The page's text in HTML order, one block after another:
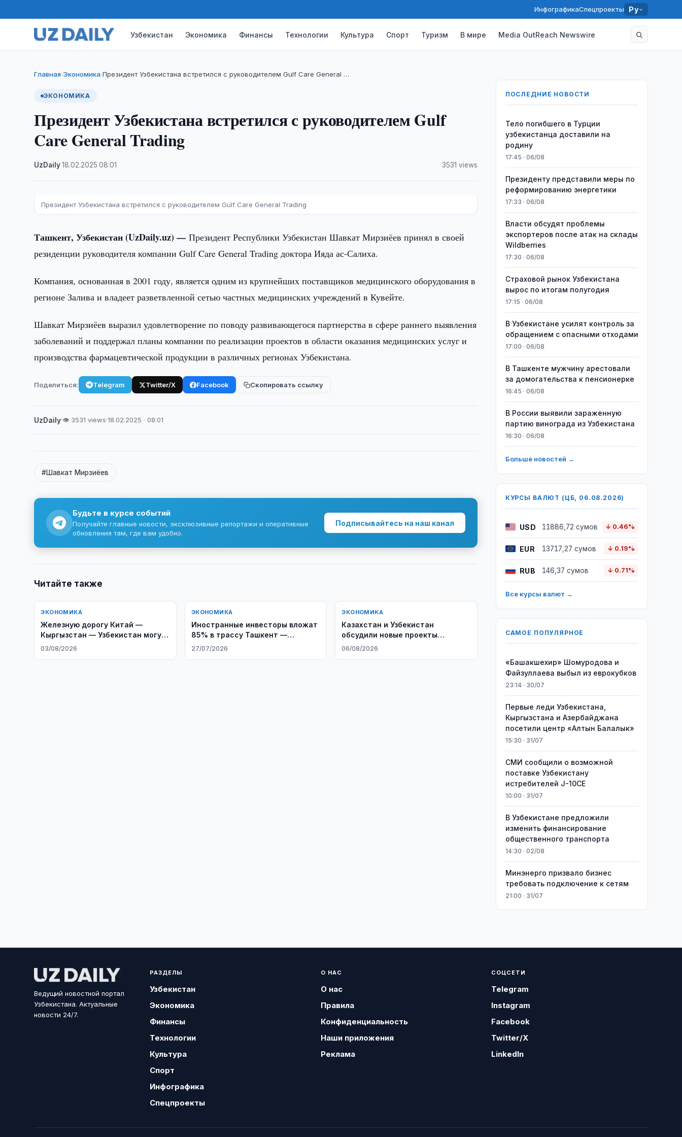
ИнфографикаСпецпроекты Ру
Узбекистан Экономика Финансы Технологии Культура Спорт Туризм В мире Media OutReach Newswire
Главная›Экономика›Президент Узбекистана встретился с руководителем Gulf Care General …
ЭКОНОМИКА
Президент Узбекистана встретился с руководителем Gulf
Care General Trading
UzDaily·18.02.2025 ·08:01 3531 views
Президент Узбекистана встретился с руководителем Gulf Care General Trading
Ташкент, Узбекистан (UzDaily.uz) —Президент Республики Узбекистан Шавкат Мирзиёев принял в своей
резиденции руководителя компании Gulf Care General Trading доктора Ияда ас-Салиха.
Компания, основанная в 2001 году, является одним из крупнейших поставщиков медицинского оборудования в
регионе Залива и владеет разветвленной сетью частных медицинских учреждений в Кувейте.
Шавкат Мирзиёев выразил удовлетворение по поводу развивающегося партнерства в сфере раннего выявления
заболеваний и поддержал планы компании по реализации проектов в области оказания медицинских услуг и
производства фармацевтической продукции в различных регионах Узбекистана.
Поделиться: Telegram Twitter/X Facebook Скопировать ссылку
UzDaily·👁 3531 views·18.02.2025 · 08:01
#Шавкат Мирзиёев
Будьте в курсе событий
Получайте главные новости, эксклюзивные репортажи и оперативные
обновления там, где вам удобно.
Подписывайтесь на наш канал
Читайте также
ЭКОНОМИКА
Железную дорогу Китай —
Кыргызстан — Узбекистан могут
достроить раньше
03/08/2026
ЭКОНОМИКА
Иностранные инвесторы вложат
85% в трассу Ташкент —
Самарканд
27/07/2026
ЭКОНОМИКА
Казахстан и Узбекистан
обсудили новые проекты
кооперации
06/08/2026
ПОСЛЕДНИЕ НОВОСТИ
Тело погибшего в Турции
узбекистанца доставили на
родину
17:45 · 06/08
Президенту представили меры по
реформированию энергетики
17:33 · 06/08
Власти обсудят проблемы
экспортеров после атак на склады
Wildberries
17:30 · 06/08
Страховой рынок Узбекистана
вырос по итогам полугодия
17:15 · 06/08
В Узбекистане усилят контроль за
обращением с опасными отходами
17:00 · 06/08
В Ташкенте мужчину арестовали
за домогательства к пенсионерке
16:45 · 06/08
В России выявили зараженную
партию винограда из Узбекистана
16:30 · 06/08
Больше новостей →
КУРСЫ ВАЛЮТ (ЦБ, 06.08.2026)
USD 11886,72 сумов ↓ 0.46%
EUR 13717,27 сумов ↓ 0.19%
RUB 146,37 сумов ↓ 0.71%
Все курсы валют →
САМОЕ ПОПУЛЯРНОЕ
«Башакшехир» Шомуродова и
Файзуллаева выбыл из еврокубков
23:14 · 30/07
Первые леди Узбекистана,
Кыргызстана и Азербайджана
посетили центр «Алтын Балалык»
15:30 · 31/07
СМИ сообщили о возможной
поставке Узбекистану
истребителей J-10CE
10:00 · 31/07
В Узбекистане предложили
изменить финансирование
общественного транспорта
14:30 · 02/08
Минэнерго призвало бизнес
требовать подключение к сетям
21:00 · 31/07
Ведущий новостной портал
Узбекистана. Актуальные
новости 24/7.
РАЗДЕЛЫ
Узбекистан
Экономика
Финансы
Технологии
Культура
Спорт
Инфографика
Спецпроекты
О НАС
О нас
Правила
Конфиденциальность
Наши приложения
Реклама
СОЦСЕТИ
Telegram
Instagram
Facebook
Twitter/X
LinkedIn